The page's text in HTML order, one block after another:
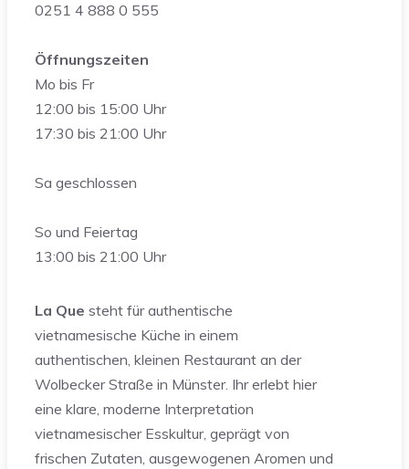
La Que steht für authentische
vietnamesische Küche in einem
authentischen, kleinen Restaurant an der
Wolbecker Straße in Münster. Ihr erlebt hier
eine klare, moderne Interpretation
vietnamesischer Esskultur, geprägt von
frischen Zutaten, ausgewogenen Aromen und
0251 4 888 0 555
Öffnungszeiten
Mo bis Fr
12:00 bis 15:00 Uhr
17:30 bis 21:00 Uhr
Sa geschlossen
So und Feiertag
13:00 bis 21:00 Uhr